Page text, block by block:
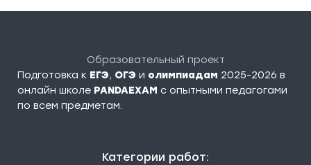
Образовательный проект
Подготовка к ЕГЭ, ОГЭ и олимпиадам 2025-2026 в
онлайн школе PANDAEXAM c опытными педагогами
по всем предметам.
Категории работ: